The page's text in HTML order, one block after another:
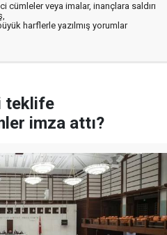
cümleler veya imalar, inançlara saldırı
harflerle yazılmış yorumlar
teklife
imza attı?